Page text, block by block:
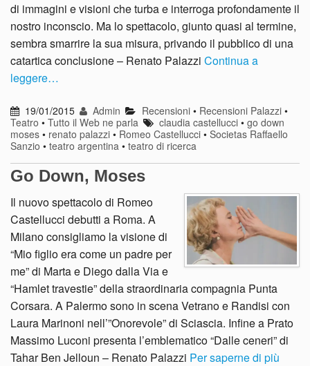
di immagini e visioni che turba e interroga profondamente il
nostro inconscio. Ma lo spettacolo, giunto quasi al termine,
sembra smarrire la sua misura, privando il pubblico di una
catartica conclusione – Renato Palazzi Continua a
leggere…
19/01/2015 Admin Recensioni• Recensioni Palazzi•
Teatro • Tutto il Web ne parla claudia castellucci •go down
moses • renato palazzi • Romeo Castellucci • Societas Raffaello
Sanzio • teatro argentina • teatro di ricerca
Go Down, Moses
Il nuovo spettacolo di Romeo
Castellucci debutti a Roma. A
Milano consigliamo la visione di
“Mio figlio era come un padre per
me” di Marta e Diego dalla Via e
“Hamlet travestie” della straordinaria compagnia Punta
Corsara. A Palermo sono in scena Vetrano e Randisi con
Laura Marinoni nell’”Onorevole” di Sciascia. Infine a Prato
Massimo Luconi presenta l’emblematico “Dalle ceneri” di
Tahar Ben Jelloun – Renato Palazzi Per saperne di più